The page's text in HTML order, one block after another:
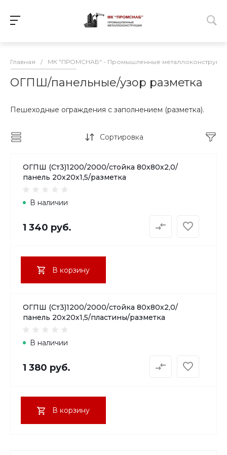
Главная / МК "ПРОМСНАБ" - Промышленные
ОГПШ/панельные/узор разметка
Пешеходные ограждения с заполнением (разметка).
Сортировка
ОГПШ (Ст3)1200/2000/стойка 80х80х2,0/
панель 20х20х1,5/разметка
В наличии
1 340 руб.
В корзину
ОГПШ (Ст3)1200/2000/стойка 80х80х2,0/
панель 20х20х1,5/пластины/разметка
В наличии
1 380 руб.
В корзину